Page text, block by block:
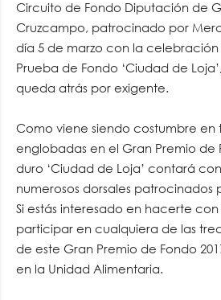
Circuito de Fondo Diputación de
Cruzcampo, patrocinado por
día 5 de marzo con la celebración
Prueba de Fondo ‘Ciudad de
queda atrás por exigente.
Como viene siendo costumbre en
englobadas en el Gran Premio de
duro ‘Ciudad de Loja’ contará
numerosos dorsales
Si estás interesado en hacerte
participar en cualquiera de las
de este Gran Premio de Fondo
en la Unidad Alimentaria.